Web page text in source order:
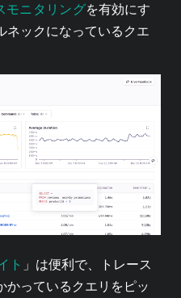
モニタリングを有効にす
ネックになっているクエ
ト 」は便利で、トレース
かっているクエリをピッ